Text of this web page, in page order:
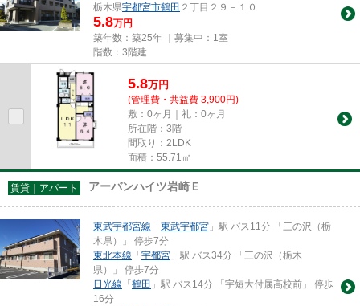
栃木県宇都宮市鶴田 ２丁目２９－１０
5.8万円
築年数：築25年 ｜募集中： 1室
階数：3階建
5.8万円
(管理費・共益費 3,900円)
敷：0ヶ月｜礼：0ヶ月
所在階：3階
間取り：2LDK
面積：55.71㎡
賃貸｜アパート アーバンハイツ岩崎Ｅ
東武宇都宮線 「東武宇都宮 」駅 バス11分 「三の沢（栃
木県）」 停歩7分
東北本線 「宇都宮 」駅 バス34分 「三の沢（栃木
県）」 停歩7分
日光線 「鶴田 」駅 バス14分 「宇短大付属高校前」 停歩
16分